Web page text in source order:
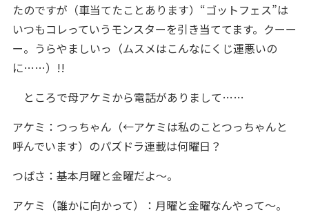
たのですが（車当てたことあります）“ゴットフェス”は
いつもコレっていうモンスターを引き当ててます。クーー
ー。うらやましいっ（ムスメはこんなにくじ運悪いの
に……）!!
ところで母アケミから電話がありまして……
アケミ：つっちゃん（←アケミは私のことつっちゃんと
呼んでいます）のパズドラ連載は何曜日？
つばさ：基本月曜と金曜だよ～。
アケミ（誰かに向かって）：月曜と金曜なんやって～。